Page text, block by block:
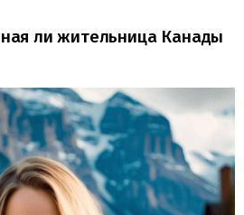
ли жительница Канады